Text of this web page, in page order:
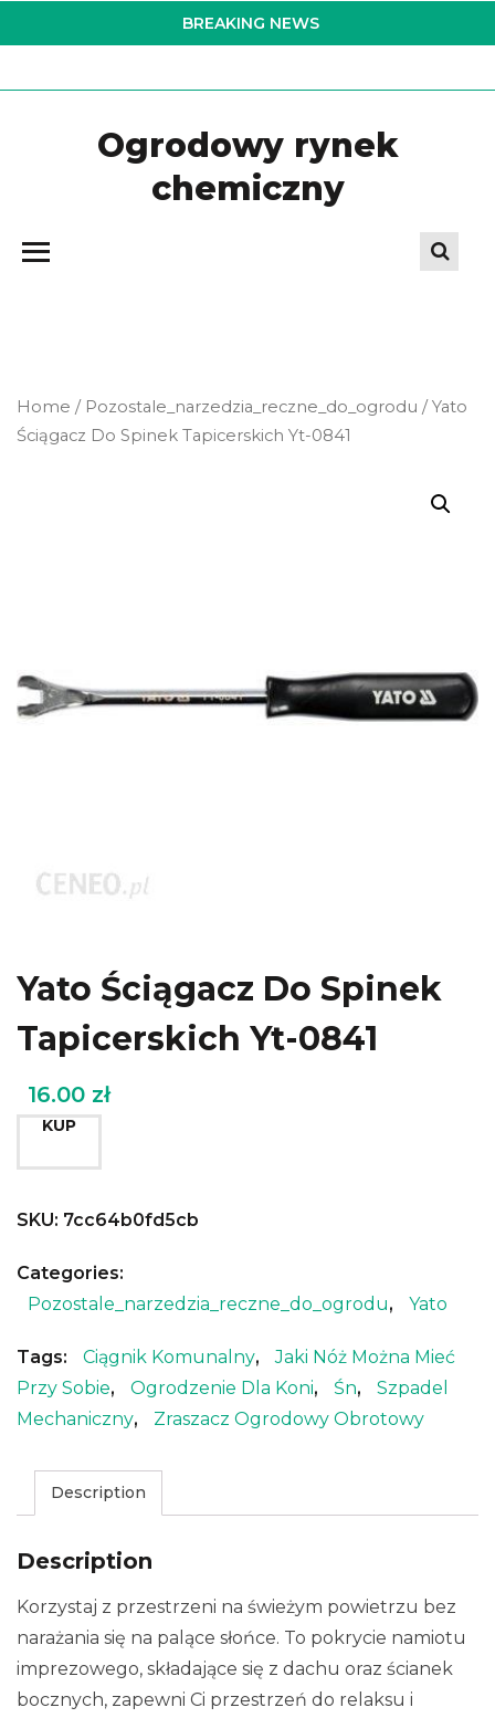
to
BREAKING NEWS
Ogrodowy rynek
chemiczny
Home / Pozostale_narzedzia_reczne_do_ogrodu / Yato
Ściągacz Do Spinek Tapicerskich Yt-0841
Yato Ściągacz Do Spinek
Tapicerskich Yt-0841
16.00 zł
KUP
SKU: 7cc64b0fd5cb
Categories:
Pozostale_narzedzia_reczne_do_ogrodu, Yato
Tags: Ciągnik Komunalny,
Jaki Nóż Można Mieć
Przy Sobie, Ogrodzenie Dla Koni, Śn,
Szpadel
Mechaniczny, Zraszacz Ogrodowy Obrotowy
Description
Description
Korzystaj z przestrzeni na świeżym powietrzu bez
narażania się na palące słońce. To pokrycie namiotu
imprezowego, składające się z dachu oraz ścianek
bocznych, zapewni Ci przestrzeń do relaksu i